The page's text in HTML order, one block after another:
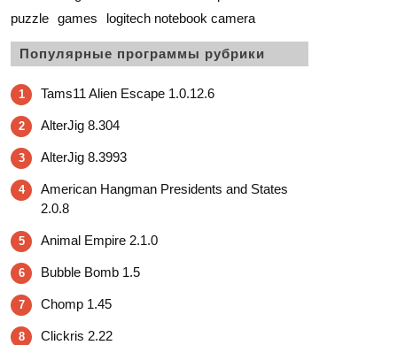
puzzle games logitech notebook camera
Популярные программы рубрики
1 Tams11 Alien Escape 1.0.12.6
2 AlterJig 8.304
3 AlterJig 8.3993
4
American Hangman Presidents and States
2.0.8
5 Animal Empire 2.1.0
6 Bubble Bomb 1.5
7 Chomp 1.45
8 Clickris 2.22